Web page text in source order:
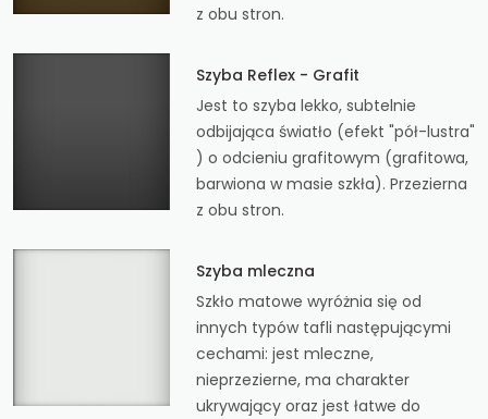
z obu stron.
Szyba Reflex - Grafit
Jest to szyba lekko, subtelnie
odbijająca światło (efekt "pół-lustra"
) o odcieniu grafitowym (grafitowa,
barwiona w masie szkła). Przezierna
z obu stron.
Szyba mleczna
Szkło matowe wyróżnia się od
innych typów tafli następującymi
cechami: jest mleczne,
nieprzezierne, ma charakter
ukrywający oraz jest łatwe do